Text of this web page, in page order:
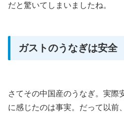
だと驚いてしまいましたね。
ガストのうなぎは安全
さてその中国産のうなぎ。実際
に感じたのは事実。だって以前